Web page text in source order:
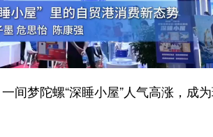
梦陀螺“深睡小屋”人气高涨，成